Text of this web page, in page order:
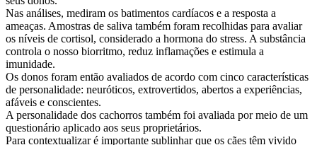
Nas análises, mediram os batimentos cardíacos e a resposta a
ameaças. Amostras de saliva também foram recolhidas para avaliar
os níveis de cortisol, considerado a hormona do stress. A substância
controla o nosso biorritmo, reduz inflamações e estimula a
imunidade.
Os donos foram então avaliados de acordo com cinco características
de personalidade: neuróticos, extrovertidos, abertos a experiências,
afáveis e conscientes.
A personalidade dos cachorros também foi avaliada por meio de um
questionário aplicado aos seus proprietários.
Para contextualizar é importante sublinhar que os cães têm vivido